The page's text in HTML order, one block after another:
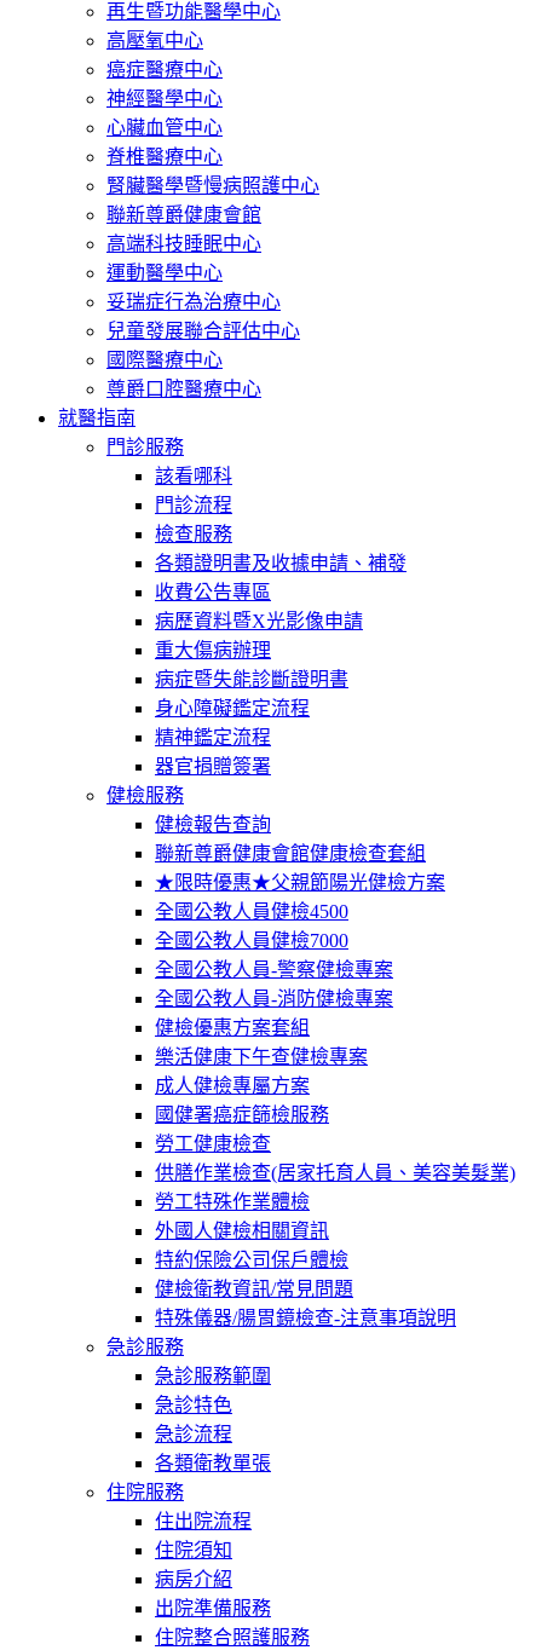
再生暨功能醫學中心
高壓氧中心
癌症醫療中心
神經醫學中心
心臟血管中心
脊椎醫療中心
腎臟醫學暨慢病照護中心
聯新尊爵健康會館
高端科技睡眠中心
運動醫學中心
妥瑞症行為治療中心
兒童發展聯合評估中心
國際醫療中心
尊爵口腔醫療中心
就醫指南
門診服務
該看哪科
門診流程
檢查服務
各類證明書及收據申請、補發
收費公告專區
病歷資料暨X光影像申請
重大傷病辦理
病症暨失能診斷證明書
身心障礙鑑定流程
精神鑑定流程
器官捐贈簽署
健檢服務
健檢報告查詢
聯新尊爵健康會館健康檢查套組
★限時優惠★父親節陽光健檢方案
全國公教人員健檢4500
全國公教人員健檢7000
全國公教人員-警察健檢專案
全國公教人員-消防健檢專案
健檢優惠方案套組
樂活健康下午查健檢專案
成人健檢專屬方案
國健署癌症篩檢服務
勞工健康檢查
供膳作業檢查(居家托育人員、美容美髮業)
勞工特殊作業體檢
外國人健檢相關資訊
特約保險公司保戶體檢
健檢衛教資訊/常見問題
特殊儀器/腸胃鏡檢查-注意事項說明
急診服務
急診服務範圍
急診特色
急診流程
各類衛教單張
住院服務
住出院流程
住院須知
病房介紹
出院準備服務
住院整合照護服務